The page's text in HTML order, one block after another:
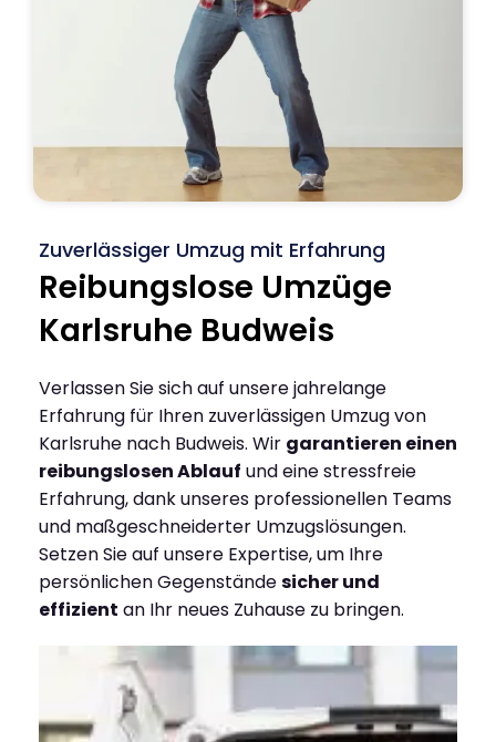
Zuverlässiger Umzug mit Erfahrung
Reibungslose Umzüge
Karlsruhe Budweis
Verlassen Sie sich auf unsere jahrelange
Erfahrung für Ihren zuverlässigen Umzug von
Karlsruhe nach Budweis. Wir garantieren einen
reibungslosen Ablauf und eine stressfreie
Erfahrung, dank unseres professionellen Teams
und maßgeschneiderter Umzugslösungen.
Setzen Sie auf unsere Expertise, um Ihre
persönlichen Gegenständesicher und
effizient an Ihr neues Zuhause zu bringen.